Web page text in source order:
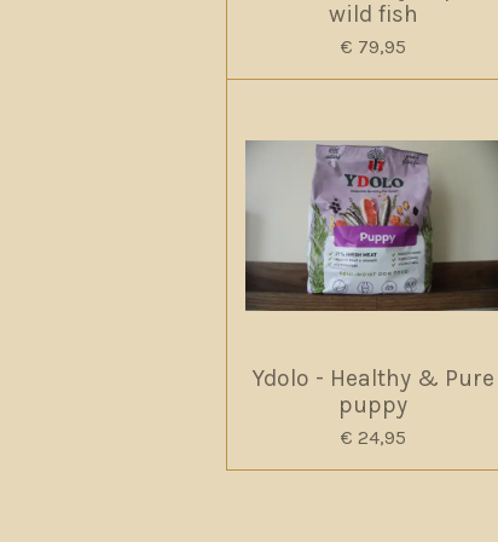
wild fish
€ 79,95
Ydolo - Healthy & Pure
puppy
€ 24,95